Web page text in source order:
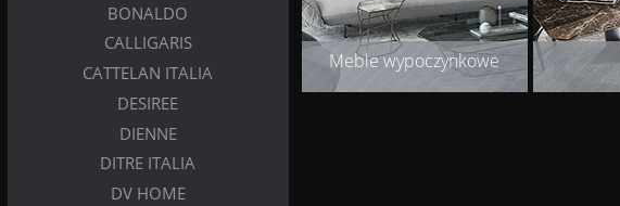
BONALDO
CALLIGARIS
CATTELAN ITALIA
DESIREE
DIENNE
DITRE ITALIA
DV HOME
Meble wypoczynkowe